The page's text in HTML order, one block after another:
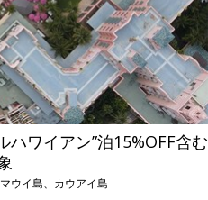
ハワイアン”泊15%OFF含む
ウイ島、カウアイ島